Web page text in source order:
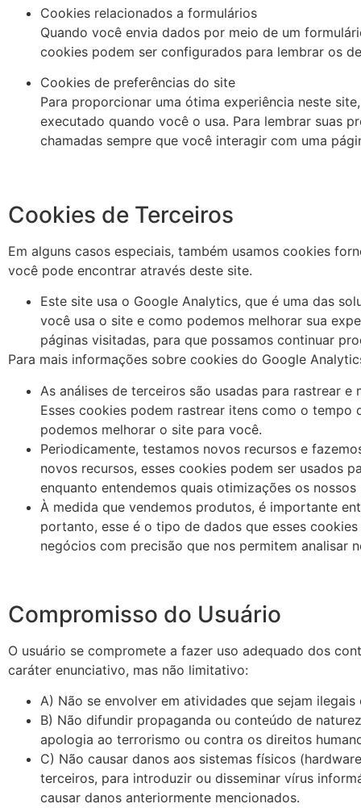
Cookies relacionados a formulários
Quando você envia dados por meio de um
cookies podem ser configurados para lembrar os
Cookies de preferências do site
Para proporcionar uma ótima experiência neste
executado quando você o usa. Para lembrar suas
chamadas sempre que você interagir com uma
Cookies de Terceiros
Em alguns casos especiais, também usamos cookies
você pode encontrar através deste site.
Este site usa o Google Analytics, que é uma das
você usa o site e como podemos melhorar sua
páginas visitadas, para que possamos continuar
Para mais informações sobre cookies do Google
As análises de terceiros são usadas para rastrear
Esses cookies podem rastrear itens como o
podemos melhorar o site para você.
Periodicamente, testamos novos recursos e
novos recursos, esses cookies podem ser usados
enquanto entendemos quais otimizações os nossos
À medida que vendemos produtos, é importante
portanto, esse é o tipo de dados que esses
negócios com precisão que nos permitem analisar
Compromisso do Usuário
O usuário se compromete a fazer uso adequado dos
caráter enunciativo, mas não limitativo:
A) Não se envolver em atividades que sejam
B) Não difundir propaganda ou conteúdo de
apologia ao terrorismo ou contra os direitos
C) Não causar danos aos sistemas físicos
terceiros, para introduzir ou disseminar vírus
causar danos anteriormente mencionados.